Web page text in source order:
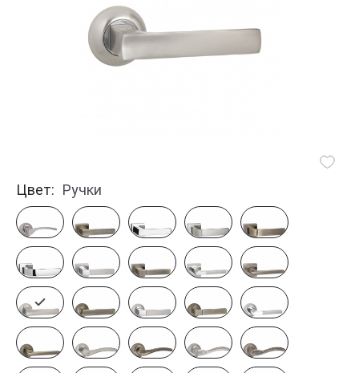
Цвет: Ручки